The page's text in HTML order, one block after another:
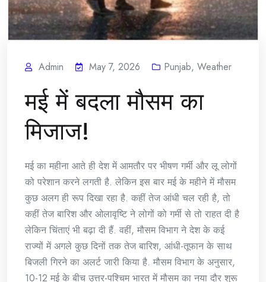
Admin May 7, 2026 Punjab, Weather
मई में बदला मौसम का
मिजाज!
मई का महीना आते ही देश में आमतौर पर भीषण गर्मी और लू लोगों
को परेशान करने लगती है. लेकिन इस बार मई के महीने में मौसम
कुछ अलग ही रूप दिखा रहा है. कहीं तेज आंधी चल रही है, तो
कहीं तेज बारिश और ओलावृष्टि ने लोगों को गर्मी से तो राहत दी है
लेकिन चिंताएं भी बढ़ा दी हैं. वहीं, मौसम विभाग ने देश के कई
राज्यों में अगले कुछ दिनों तक तेज बारिश, आंधी-तूफान के साथ
बिजली गिरने का अलर्ट जारी किया है. मौसम विभाग के अनुसार,
10-12 मई के बीच उत्तर-पश्चिम भारत में मौसम का नया दौर शुरू